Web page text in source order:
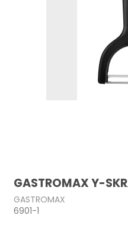
GASTROMAX Y-
GASTROMAX
6901-1